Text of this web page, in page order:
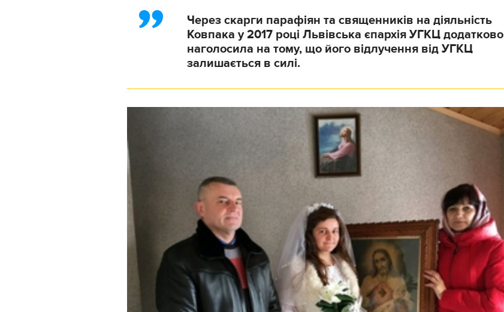
Через скарги парафіян та священників на діяльність
Ковпака у 2017 році Львівська єпархія УГКЦ додатково
наголосила на тому, що його відлучення від УГКЦ
залишається в силі.